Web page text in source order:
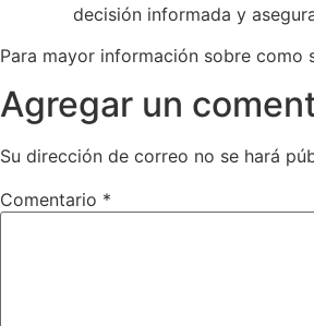
decisión informada y
Para mayor información sobre
Agregar un
Su dirección de correo no se hará
Comentario *